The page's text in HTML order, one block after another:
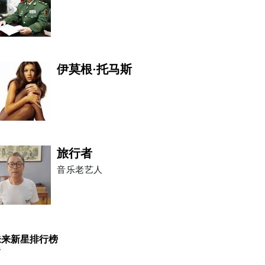
伊莫根·托马斯
旅行者
音乐老艺人
张守跃
新星排行榜